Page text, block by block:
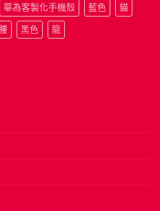
華為客製化手機殼 藍色 貓
黑色 龍